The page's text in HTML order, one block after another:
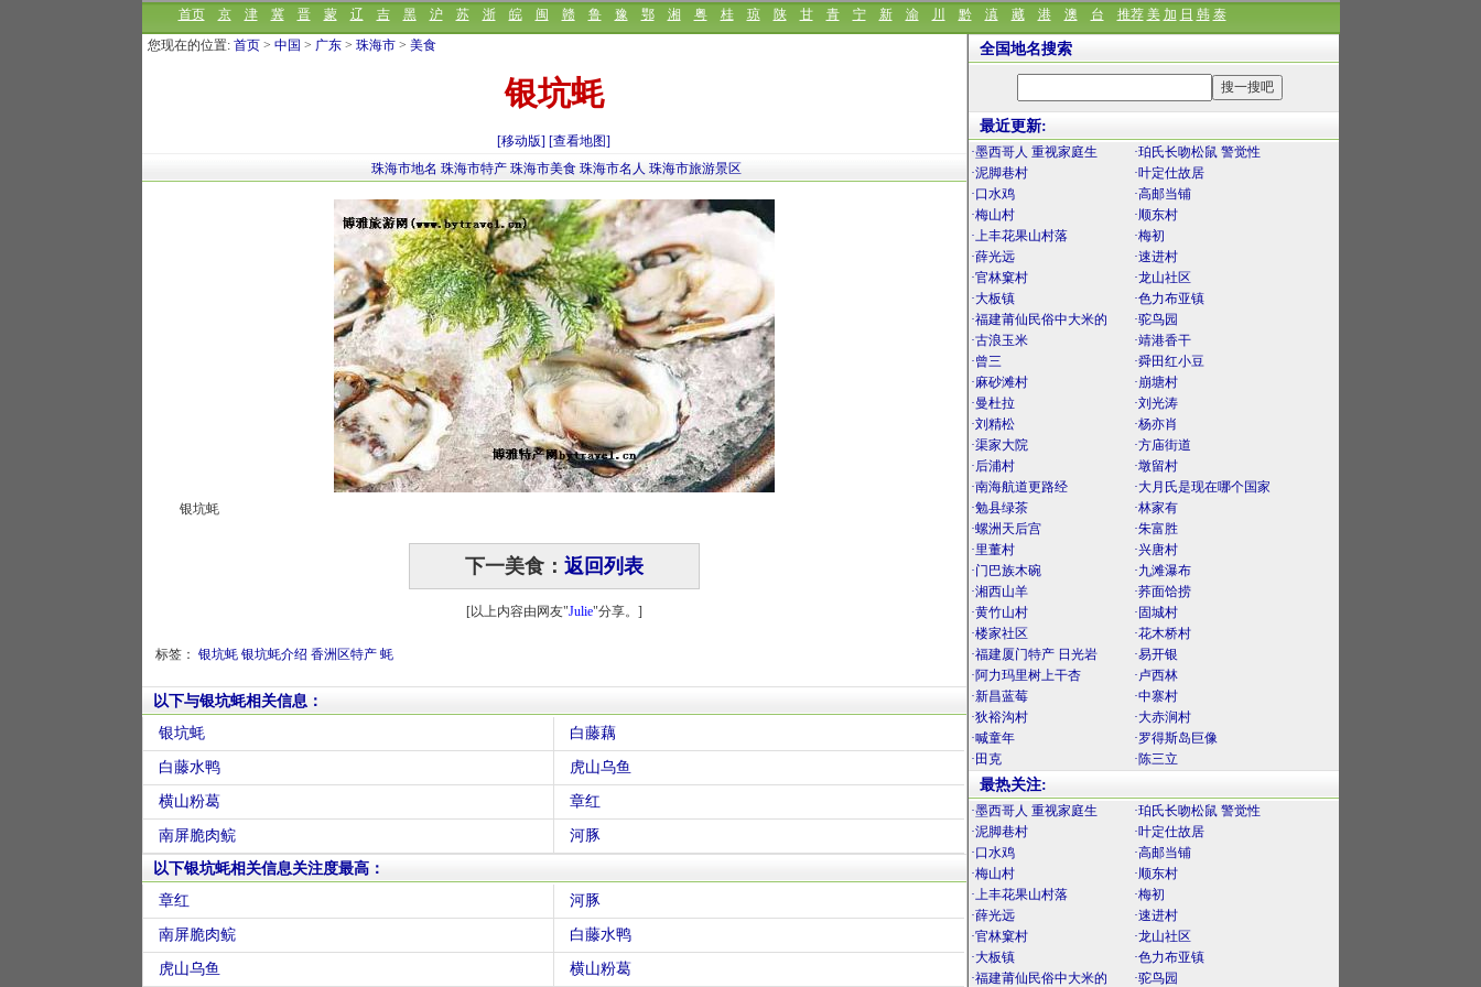
首页 京 津 冀 晋 蒙 辽 吉 黑 沪 苏 浙 皖 闽 赣 鲁 豫 鄂 湘 粤 桂 琼 陕 甘 青 宁 新 渝 川 黔 滇 藏 港 澳 台 推荐 美 加 日 韩 泰
您现在的位置: 首页> 中国 > 广东> 珠海市> 美食
银坑蚝
[移动版] [查看地图]
珠海市地名 珠海市特产 珠海市美食 珠海市名人 珠海市旅游景区
银坑蚝
下一美食： 返回列表
[以上内容由网友"Julie"分享。]
标签： 银坑蚝 银坑蚝介绍 香洲区特产 蚝
以下与银坑蚝相关信息：
银坑蚝
白藤藕
白藤水鸭 虎山乌鱼
横山粉葛 章红
南屏脆肉鲩
河豚
以下银坑蚝相关信息关注度最高：
章红
河豚
南屏脆肉鲩 白藤水鸭
虎山乌鱼 横山粉葛
全国地名搜索
最近更新:
·墨西哥人 重视家庭生
·珀氏长吻松鼠 警觉性
·泥脚巷村
·叶定仕故居
·口水鸡
·高邮当铺
·梅山村
·顺东村
·上丰花果山村落
·梅初
·薛光远
·速进村
·官林窠村
·龙山社区
·大板镇
·色力布亚镇
·福建莆仙民俗中大米的
·驼鸟园
·古浪玉米
·靖港香干
·曾三
·舜田红小豆
·麻砂滩村
·崩塘村
·曼杜拉
·刘光涛
·刘精松
·杨亦肖
·渠家大院
·方庙街道
·后浦村
·墩留村
·南海航道更路经
·大月氏是现在哪个国家
·勉县绿茶
·林家有
·螺洲天后宫
·朱富胜
·里董村
·兴唐村
·门巴族木碗
·九滩瀑布
·湘西山羊
·荞面饸捞
·黄竹山村
·固城村
·楼家社区
·花木桥村
·福建厦门特产 日光岩
·易开银
·阿力玛里树上干杏
·卢西林
·新昌蓝莓
·中寨村
·狄裕沟村
·大赤涧村
·喊童年
·罗得斯岛巨像
·田克
·陈三立
最热关注:
·墨西哥人 重视家庭生
·珀氏长吻松鼠 警觉性
·泥脚巷村
·叶定仕故居
·口水鸡
·高邮当铺
·梅山村
·顺东村
·上丰花果山村落
·梅初
·薛光远
·速进村
·官林窠村
·龙山社区
·大板镇
·色力布亚镇
·福建莆仙民俗中大米的
·驼鸟园